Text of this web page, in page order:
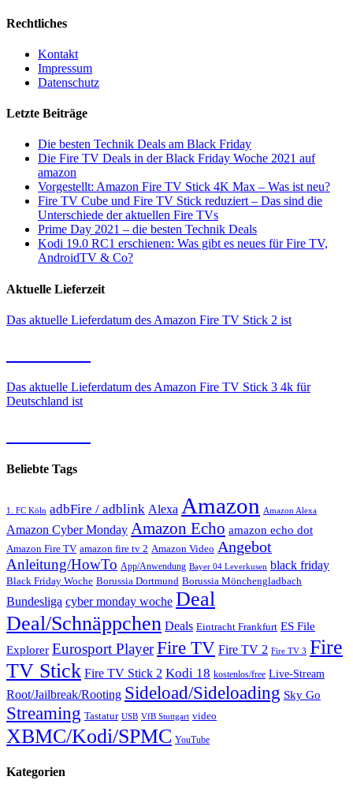
Rechtliches
Kontakt
Impressum
Datenschutz
Letzte Beiträge
Die besten Technik Deals am Black Friday
Die Fire TV Deals in der Black Friday Woche 2021 auf
amazon
Vorgestellt: Amazon Fire TV Stick 4K Max – Was ist neu?
Fire TV Cube und Fire TV Stick reduziert – Das sind die
Unterschiede der aktuellen Fire TVs
Prime Day 2021 – die besten Technik Deals
Kodi 19.0 RC1 erschienen: Was gibt es neues für Fire TV,
AndroidTV & Co?
Aktuelle Lieferzeit
Das aktuelle Lieferdatum des Amazon Fire TV Stick 2 ist
Das aktuelle Lieferdatum des Amazon Fire TV Stick 3 4k für
Deutschland ist
Beliebte Tags
1. FC Köln adbFire / adblink Alexa Amazon Amazon Alexa
Amazon Cyber Monday Amazon Echo amazon echo dot
Amazon Fire TV amazon fire tv 2 Amazon Video Angebot
Anleitung/HowTo App/Anwendung Bayer 04 Leverkusen black friday
Black Friday Woche Borussia Dortmund Borussia Mönchengladbach
Bundesliga cyber monday woche Deal
Deal/Schnäppchen Deals Eintracht Frankfurt ES File
Explorer Eurosport PlayerFire TV Fire TV 2 Fire TV 3 Fire
TV Stick Fire TV Stick 2 Kodi 18 kostenlos/free Live-Stream
Root/Jailbreak/Rooting Sideload/Sideloading Sky Go
Streaming Tastatur USB VfB Stuttgart video
XBMC/Kodi/SPMC YouTube
Kategorien